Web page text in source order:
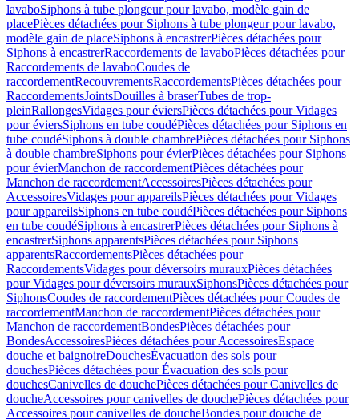
lavaboSiphons à tube plongeur pour lavabo, modèle gain de
placePièces détachées pour Siphons à tube plongeur pour lavabo,
modèle gain de placeSiphons à encastrerPièces détachées pour
Siphons à encastrerRaccordements de lavaboPièces détachées pour
Raccordements de lavaboCoudes de
raccordementRecouvrementsRaccordementsPièces détachées pour
RaccordementsJointsDouilles à braserTubes de trop-
pleinRallongesVidages pour éviersPièces détachées pour Vidages
pour éviersSiphons en tube coudéPièces détachées pour Siphons en
tube coudéSiphons à double chambrePièces détachées pour Siphons
à double chambreSiphons pour évierPièces détachées pour Siphons
pour évierManchon de raccordementPièces détachées pour
Manchon de raccordementAccessoiresPièces détachées pour
AccessoiresVidages pour appareilsPièces détachées pour Vidages
pour appareilsSiphons en tube coudéPièces détachées pour Siphons
en tube coudéSiphons à encastrerPièces détachées pour Siphons à
encastrerSiphons apparentsPièces détachées pour Siphons
apparentsRaccordementsPièces détachées pour
RaccordementsVidages pour déversoirs murauxPièces détachées
pour Vidages pour déversoirs murauxSiphonsPièces détachées pour
SiphonsCoudes de raccordementPièces détachées pour Coudes de
raccordementManchon de raccordementPièces détachées pour
Manchon de raccordementBondesPièces détachées pour
BondesAccessoiresPièces détachées pour AccessoiresEspace
douche et baignoireDouchesÉvacuation des sols pour
douchesPièces détachées pour Évacuation des sols pour
douchesCanivelles de douchePièces détachées pour Canivelles de
doucheAccessoires pour canivelles de douchePièces détachées pour
Accessoires pour canivelles de doucheBondes pour douche de